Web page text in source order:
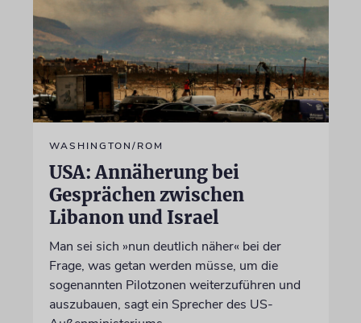
WASHINGTON/ROM
USA: Annäherung bei
Gesprächen zwischen
Libanon und Israel
Man sei sich »nun deutlich näher« bei der
Frage, was getan werden müsse, um die
sogenannten Pilotzonen weiterzuführen und
auszubauen, sagt ein Sprecher des US-